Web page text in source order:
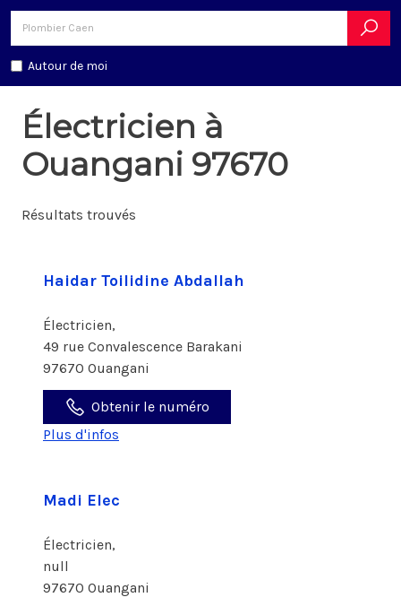
Autour de moi
Électricien à
Ouangani 97670
Résultats trouvés
Haidar Toilidine Abdallah
Électricien,
49 rue Convalescence Barakani
97670 Ouangani
Obtenir le numéro
Plus d'infos
Madi Elec
Électricien,
null
97670 Ouangani